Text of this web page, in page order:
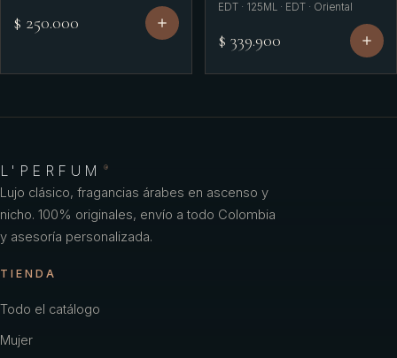
$ 250.000
EDT · 125ML · EDT · Oriental
$ 339.900
L'PERFUM ®
Lujo clásico, fragancias árabes en ascenso y
nicho. 100% originales, envío a todo Colombia
y asesoría personalizada.
TIENDA
Todo el catálogo
Mujer